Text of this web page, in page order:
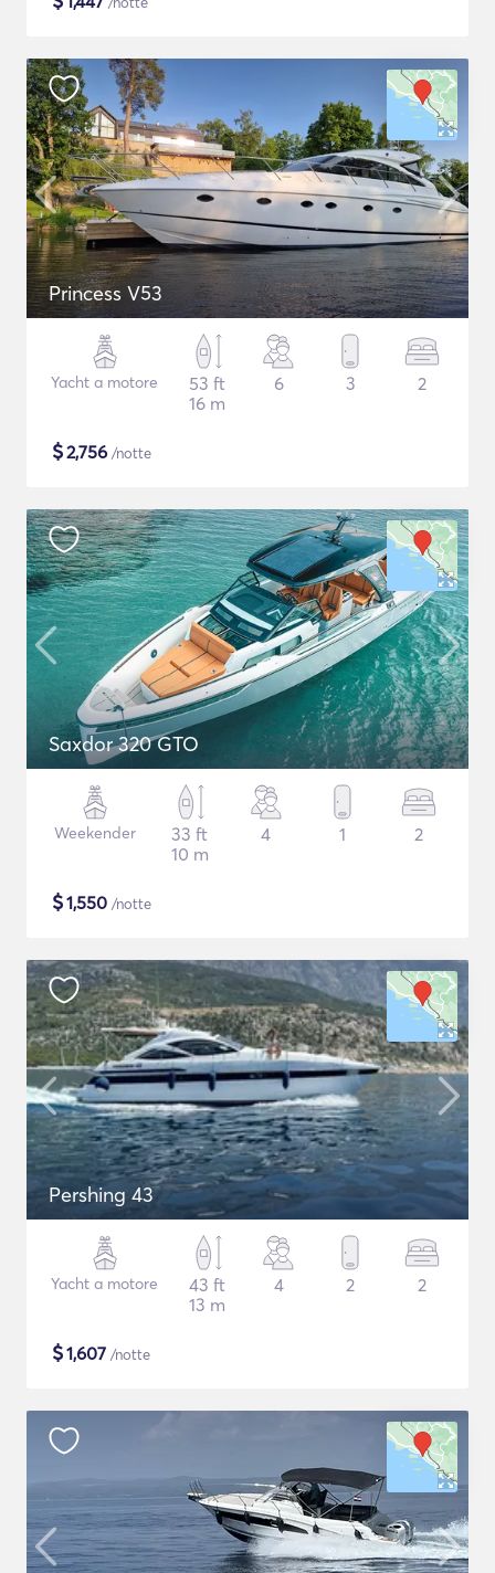
Princess V53
Yacht a motore
53 ft
16 m
6 3 2
$2,756 /notte
Saxdor 320 GTO
Weekender
33 ft
10 m
4 1 2
$1,550 /notte
Pershing 43
Yacht a motore
43 ft
13 m
4 2 2
$1,607 /notte